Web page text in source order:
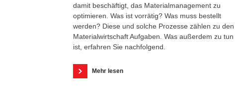
damit beschäftigt, das Materialmanagement zu
optimieren. Was ist vorrätig? Was muss bestellt
werden? Diese und solche Prozesse zählen zu den
Materialwirtschaft Aufgaben. Was außerdem zu tun
ist, erfahren Sie nachfolgend.
Mehr lesen